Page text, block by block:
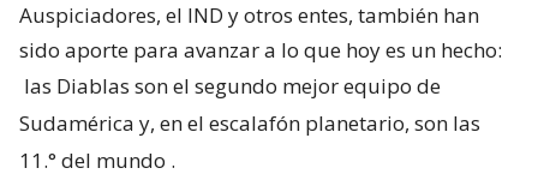
Auspiciadores, el IND y otros entes, también han
sido aporte para avanzar a lo que hoy es un hecho:
las Diablas son el segundo mejor equipo de
Sudamérica y, en el escalafón planetario, son las
11.° del mundo .